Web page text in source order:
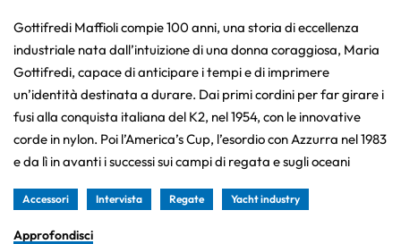
Gottifredi Maffioli compie 100 anni, una storia di eccellenza
industriale nata dall’intuizione di una donna coraggiosa, Maria
Gottifredi, capace di anticipare i tempi e di imprimere
un’identità destinata a durare. Dai primi cordini per far girare i
fusi alla conquista italiana del K2, nel 1954, con le innovative
corde in nylon. Poi l’America’s Cup, l’esordio con Azzurra nel 1983
e da lì in avanti i successi sui campi di regata e sugli oceani
Accessori Intervista Regate Yacht industry
Approfondisci